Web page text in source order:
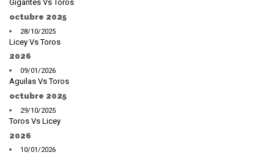
Gigantes Vs Toros
octubre 2025
28/10/2025
Licey Vs Toros
2026
09/01/2026
Aguilas Vs Toros
octubre 2025
29/10/2025
Toros Vs Licey
2026
10/01/2026